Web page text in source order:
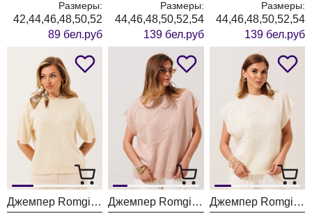
Размеры:
42,44,46,48,50,52
89 бел.руб
Размеры:
44,46,48,50,52,54
139 бел.руб
Размеры:
44,46,48,50,52,54
139 бел.руб
Джемпер Romgil РВ0562-ХЛ5 молочный + белый Джемпер Romgil РВ0466-ШЕ5 светлый опаловый Джемпер Romgil РВ0466-ШЕ5 молочный